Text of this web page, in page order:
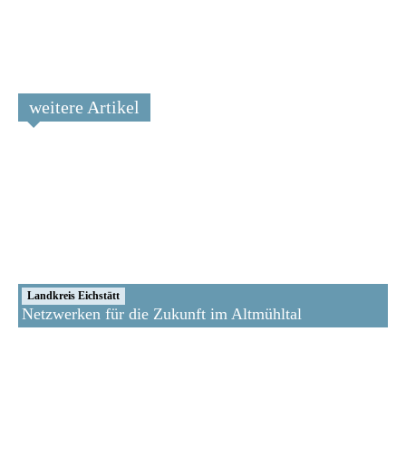
weitere Artikel
Landkreis Eichstätt
Netzwerken für die Zukunft im Altmühltal